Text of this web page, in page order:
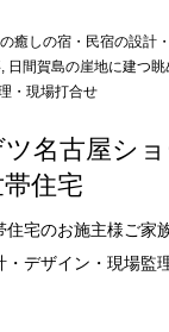
癒しの宿・民宿の設計
, 日間賀島の崖地に建つ
・現場打合せ
名古屋シ
住宅
宅のお施主様ご家
・デザイン・現場監